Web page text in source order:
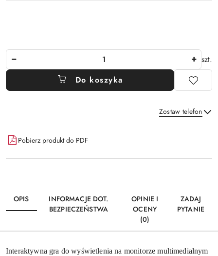
szt.
Do koszyka
Zostaw telefon
Dostępność
i
dostawa
Pobierz produkt do PDF
OPIS
INFORMACJE DOT.
BEZPIECZEŃSTWA
OPINIE I
OCENY
(0)
ZADAJ
PYTANIE
Interaktywna gra do wyświetlenia na monitorze multimedialnym